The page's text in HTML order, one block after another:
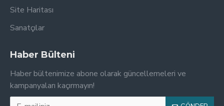
Site Haritası
Sanatçılar
Haber Bülteni
Haber bültenimize abone olarak güncellemeleri ve
kampanyaları kaçırmayın!